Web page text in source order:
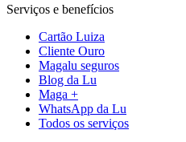
Serviços e benefícios
Cartão Luiza
Cliente Ouro
Magalu seguros
Blog da Lu
Maga +
WhatsApp da Lu
Todos os serviços